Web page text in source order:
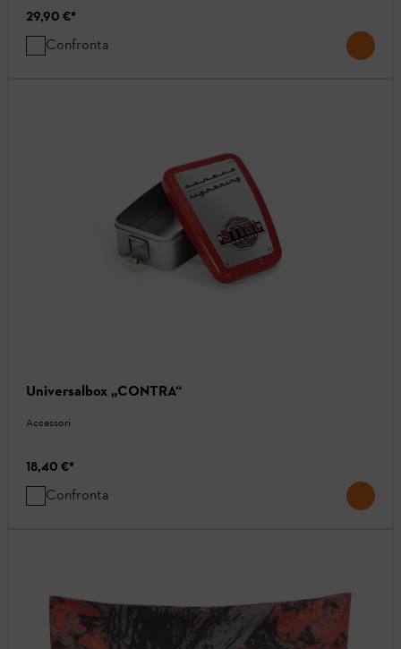
29,90 €*
Confronta
Universalbox „CONTRA“
Accessori
18,40 €*
Confronta